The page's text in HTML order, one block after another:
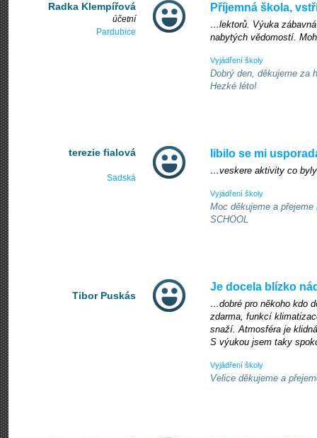
Radka Klempířová
účetní
Pardubice
Příjemná škola,
…lektorů. Výuka
nabytých vědomostí.
Vyjádření školy
Dobrý den, děkujeme za
Hezké léto!
terezie fialová
Sadská
libilo se mi
…veskere aktivity co byly
Vyjádření školy
Moc děkujeme a
SCHOOL
Tibor Puskás
Je docela blízko
…dobré pro někoho kdo
zdarma, funkcí
snaží. Atmosféra je
S výukou jsem taky
Vyjádření školy
Velice děkujeme a